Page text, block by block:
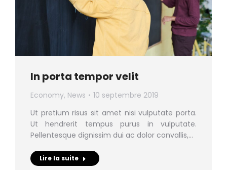
In porta tempor velit
Economy, News
10 septembre 2019
Ut pretium risus sit amet nisi vulputate porta.
Ut hendrerit tempus purus in vulputate.
Pellentesque dignissim dui ac dolor convallis,…
Lire la suite